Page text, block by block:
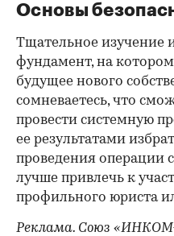
Основы
Тщательное изучение
фундамент, на
будущее нового
сомневаетесь, что
провести системную
ее результатами
проведения операции
лучше привлечь к
профильного юриста
Реклама. Союз